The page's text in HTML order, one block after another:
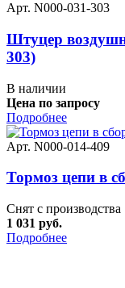
Арт. N000-031-303
Штуцер
303)
В наличии
Цена по запросу
Подробнее
Арт. N000-014-409
Тормоз цепи в
Снят с производства
1 031 руб.
Подробнее